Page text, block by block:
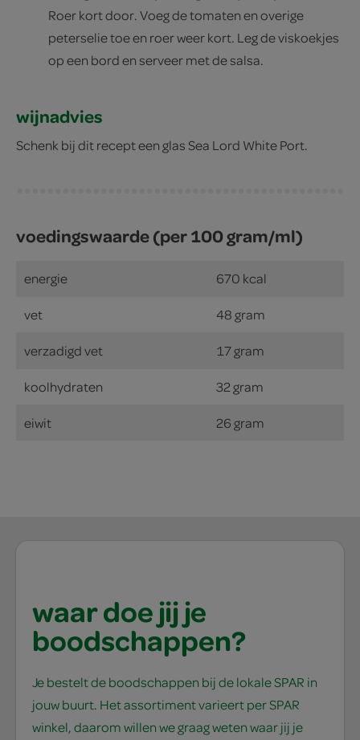
Roer kort door. Voeg de tomaten en overige
peterselie toe en roer weer kort. Leg de viskoekjes
op een bord en serveer met de salsa.
wijnadvies
Schenk bij dit recept een glas Sea Lord White Port.
voedingswaarde (per 100 gram/ml)
energie 670 kcal
vet 48 gram
verzadigd vet 17 gram
koolhydraten 32 gram
eiwit 26 gram
waar doe jij je
boodschappen?
Je bestelt de boodschappen bij de lokale SPAR in
jouw buurt. Het assortiment varieert per SPAR
winkel, daarom willen we graag weten waar jij je